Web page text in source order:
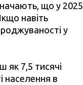
що у 2025
навіть
у
як 7,5 тисячі
населення в